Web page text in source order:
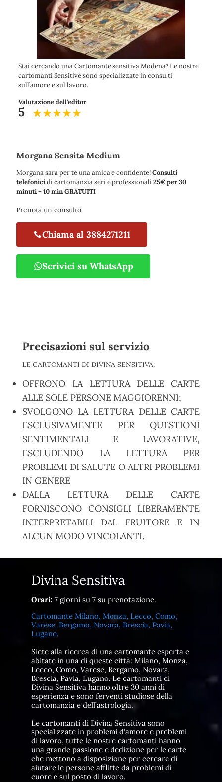
Stai cercando una Cartomante sensitiva Modena? Le nostre
cartomanti Sensitive sono specializzate in consulti
sull’amore e sul lavoro.
Valutazione dell'editor
5
Morgana Sensita Medium
Morgana sarà per te una amica e confidente!Consulti
telefonicidi cartomanzia seri e professionali25€ per 30
minuti + 10 min GRATUITI
Prenota un consulto
Chiama al 3884271211
Scrivici su WhatsApp
Precisazioni sul servizio
LE CARTOMANTI DI DIVINA SENSITIVA:
OFFRONO LA LETTURA DELLE CARTE
ALLE SOLE PERSONE MAGGIORENNI;
SVOLGONO LA LETTURA DELLE CARTE
ESCLUSIVAMENTE PER QUESTIONI
SENTIMENTALI E LAVORATIVE,
ESCLUDENDO LA LETTURA PER
PROBLEMI DI SALUTE O ALTRI PROBLEMI
IN GENERE
DALLA LETTURA DELLE CARTE
FORNISCONO CONSIGLI LIBERAMENTE
INTERPRETABILI DAL FRUITORE E IN
ALCUN MODO VINCOLANTI.
Divina Sensitiva
Orari: 7 giorni su 7 su prenotazione.
Cartomante Milano, Monza, Lecco, Como,
Varese, Bergamo, Novara, Brescia, Pavia,
Lugano.
Siete alla ricerca di una cartomante esperta e
abitate in una di queste città: Milano, Monza,
Lecco, Como, Varese, Bergamo, Novara,
Brescia, Pavia, Lugano. Le cartomanti di
Divina Sensitiva hanno oltre 30 anni di
esperienza e sono ferventi studiose della
cartomanzia e dell’astrologia.
Le cartomanti di Divina Sensitiva sono
specializzate in problemi d'amore e problemi
di lavoro, tutte le nostre cartomanti hanno
una grande passione e dedizione per le carte
che mettono a disposizione per cercare di
aiutare le persone afflitte da problemi di
cuore e sul posto di lavoro.